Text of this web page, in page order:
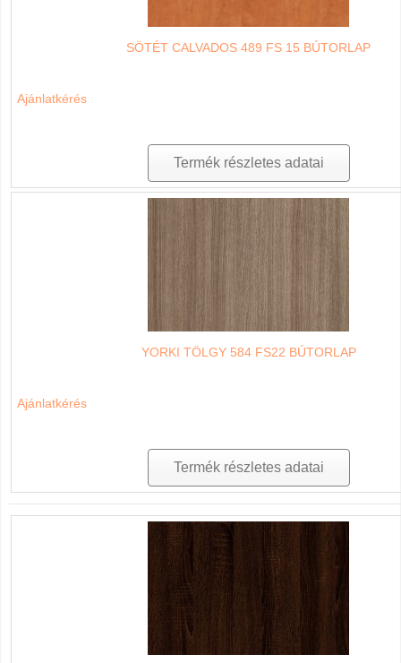
SÖTÉT CALVADOS 489 FS 15 BÚTORLAP
Ajánlatkérés
Termék részletes adatai
YORKI TÖLGY 584 FS22 BÚTORLAP
Ajánlatkérés
Termék részletes adatai